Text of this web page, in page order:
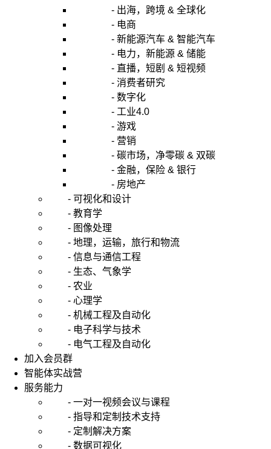
- 出海，跨境 & 全球化
- 电商
- 新能源汽车 & 智能汽车
- 电力，新能源 & 储能
- 直播，短剧 & 短视频
- 消费者研究
- 数字化
- 工业4.0
- 游戏
- 营销
- 碳市场，净零碳 & 双碳
- 金融，保险 & 银行
- 房地产
- 可视化和设计
- 教育学
- 图像处理
- 地理，运输，旅行和物流
- 信息与通信工程
- 生态、气象学
- 农业
- 心理学
- 机械工程及自动化
- 电子科学与技术
- 电气工程及自动化
加入会员群
智能体实战营
服务能力
- 一对一视频会议与课程
- 指导和定制技术支持
- 定制解决方案
- 数据可视化